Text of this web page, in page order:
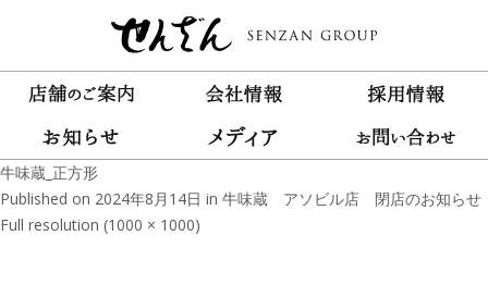
牛味蔵_正方形
Published on 2024年8月14日 in 牛味蔵 アソビル店 閉店のお知らせ
Full resolution (1000 × 1000)